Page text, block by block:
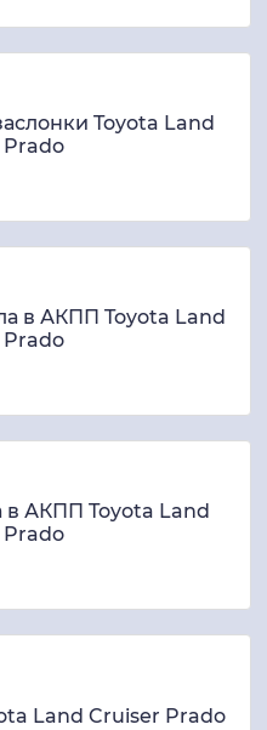
Toyota Land
в АКПП Toyota Land
в АКПП Toyota Land
Land Cruiser Prado